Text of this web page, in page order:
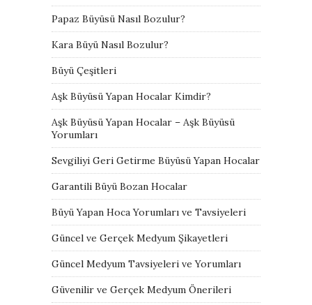
Papaz Büyüsü Nasıl Bozulur?
Kara Büyü Nasıl Bozulur?
Büyü Çeşitleri
Aşk Büyüsü Yapan Hocalar Kimdir?
Aşk Büyüsü Yapan Hocalar – Aşk Büyüsü
Yorumları
Sevgiliyi Geri Getirme Büyüsü Yapan Hocalar
Garantili Büyü Bozan Hocalar
Büyü Yapan Hoca Yorumları ve Tavsiyeleri
Güncel ve Gerçek Medyum Şikayetleri
Güncel Medyum Tavsiyeleri ve Yorumları
Güvenilir ve Gerçek Medyum Önerileri